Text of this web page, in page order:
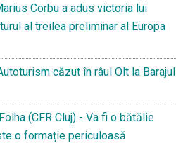
Corbu a adus victoria lui
al treilea preliminar al Europa
căzut în râul Olt la Barajul
(CFR Cluj) - Va fi o bătălie
o formație periculoasă